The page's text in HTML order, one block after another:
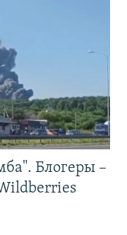
Блогеры –